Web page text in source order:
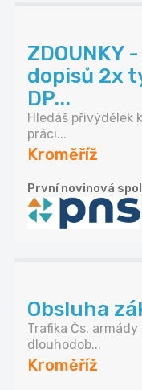
ZDOUNKY
dopisů 2x
DP...
Hledáš přivýdělek
práci...
Kroměříž
První novinová
Obsluha
Trafika Čs.
dlouhodob...
Kroměříž